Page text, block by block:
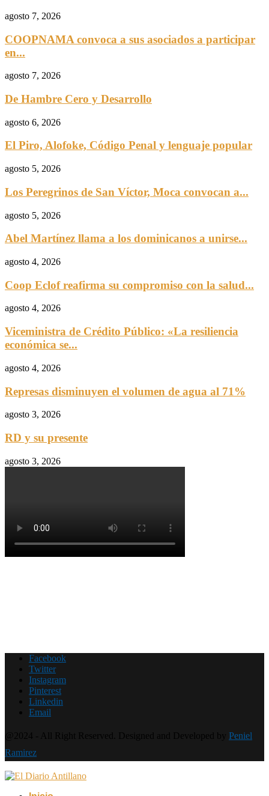
agosto 7, 2026
COOPNAMA convoca a sus asociados a participar
en...
agosto 7, 2026
De Hambre Cero y Desarrollo
agosto 6, 2026
El Piro, Alofoke, Código Penal y lenguaje popular
agosto 5, 2026
Los Peregrinos de San Víctor, Moca convocan a...
agosto 5, 2026
Abel Martínez llama a los dominicanos a unirse...
agosto 4, 2026
Coop Eclof reafirma su compromiso con la salud...
agosto 4, 2026
Viceministra de Crédito Público: «La resiliencia
económica se...
agosto 4, 2026
Represas disminuyen el volumen de agua al 71%
agosto 3, 2026
RD y su presente
agosto 3, 2026
Facebook
Twitter
Instagram
Pinterest
Linkedin
Email
Peniel
Ramirez